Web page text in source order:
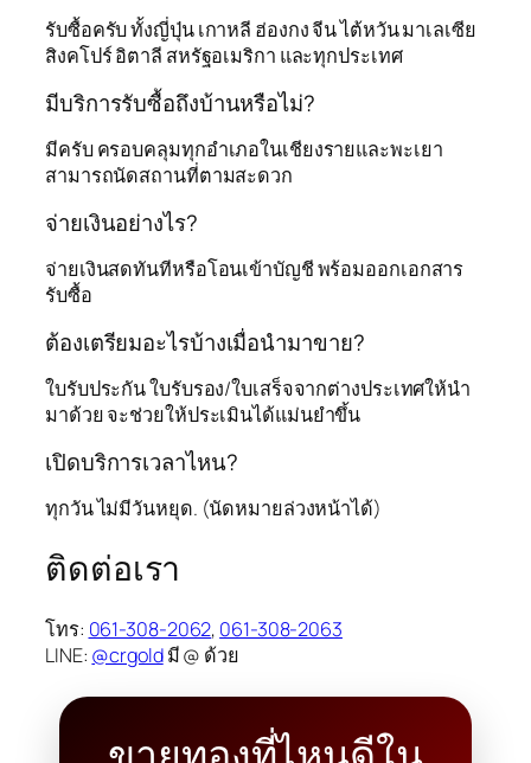
รับซื้อครับ ทั้งญี่ปุ่น เกาหลี ฮ่องกง จีน ไต้หวัน มาเลเซีย
สิงคโปร์ อิตาลี สหรัฐอเมริกา และทุกประเทศ
มีบริการรับซื้อถึงบ้านหรือไม่?
มีครับ ครอบคลุมทุกอำเภอในเชียงรายและพะเยา
สามารถนัดสถานที่ตามสะดวก
จ่ายเงินอย่างไร?
จ่ายเงินสดทันทีหรือโอนเข้าบัญชี พร้อมออกเอกสาร
รับซื้อ
ต้องเตรียมอะไรบ้างเมื่อนำมาขาย?
ใบรับประกัน ใบรับรอง/ใบเสร็จจากต่างประเทศให้นำ
มาด้วย จะช่วยให้ประเมินได้แม่นยำขึ้น
เปิดบริการเวลาไหน?
ทุกวัน ไม่มีวันหยุด. (นัดหมายล่วงหน้าได้)
ติดต่อเรา
โทร: 061-308-2062, 061-308-2063
LINE: @crgoldมี @ ด้วย